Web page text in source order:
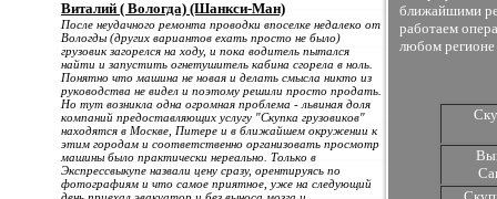
Виталий ( Вологда) (Шанкси-Ман)
После неудачного ремонта проводки впоселке недалеко от
Вологды (других вариантов ехать просто не было)
грузовик загорелся на ходу, и пока водитель пытался
найти и запустить огнетушитель кабина сгорела в ноль.
Понятно что машина не новая и делать смысла никто из
руководства не видел и поэтому решили просто продать.
Но тут возникла одна огромная проблема - львиная доля
компаний предоставляющих услугу "Скупка грузовиков"
находятся в Москве, Питере и в ближайшем окружении к
этим городам и соответственно организовать просмотр
машины было практически нереально. Только в
Экспрессвыкупе назвали цену сразу, орентируясь по
фотографиям и что самое приятное, уже на следующий
ближайшими
работаем
любом регионе